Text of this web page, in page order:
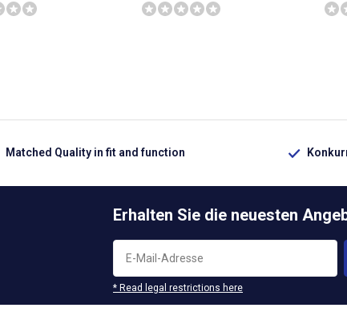
Matched Quality in fit and function
Erhalten Sie die neuesten
* Read legal restrictions here